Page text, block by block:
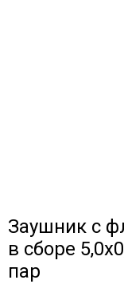
Заушник с
в сборе
пар